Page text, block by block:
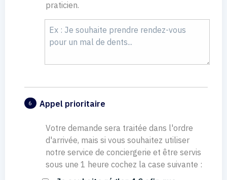
praticien.
6 Appel prioritaire
Votre demande sera traitée dans l'ordre
d'arrivée, mais si vous souhaitez utiliser
notre service de conciergerie et être servis
sous une 1 heure cochez la case suivante :